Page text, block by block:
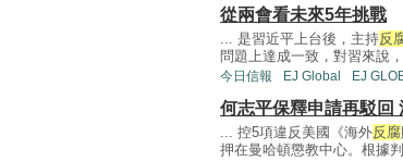
從兩會看未來5年挑戰
... 是習近平上台後，主持反
問題上達成一致，對習來說
今日信報 EJ Global EJ
何志平保釋申請再駁回
... 控5項違反美國《海外反腐
押在曼哈頓懲教中心。根據